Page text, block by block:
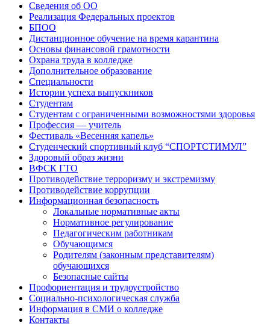
Сведения об ОО
Реализация Федеральных проектов
БПОО
Дистанционное обучение на время карантина
Основы финансовой грамотности
Охрана труда в колледже
Дополнительное образование
Специальности
Истории успеха выпускников
Студентам
Студентам с ограниченными возможностями здоровья
Профессия — учитель
Фестиваль «Весенняя капель»
Студенческий спортивный клуб “СПОРТСТИМУЛ”
Здоровый образ жизни
ВФСК ГТО
Противодействие терроризму и экстремизму
Противодействие коррупции
Информационная безопасность
Локальные нормативные акты
Нормативное регулирование
Педагогическим работникам
Обучающимся
Родителям (законным представителям)
обучающихся
Безопасные сайты
Профориентация и трудоустройство
Социально-психологическая служба
Информация в СМИ о колледже
Контакты